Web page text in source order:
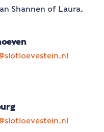
Shannen of Laura.